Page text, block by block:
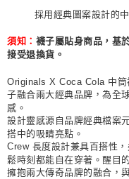
每筆NT$80，滿NT$1,500(
採用經典圖案設計的
須知： 襪子屬貼身商品，基
接受退換貨。
Originals X Coca Cola 中筒
子融合兩大經典品牌，為全
感。
設計靈感源自品牌經典檔案
搭中的吸睛亮點。
Crew 長度設計兼具百搭性
鬆時刻都能自在穿著。醒目
擁抱兩大傳奇品牌的融合，